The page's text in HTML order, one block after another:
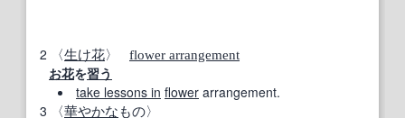
2 〈生け花〉 flower arrangement
お花を習う
take lessons in flower arrangement.
3
〈華やかな もの〉